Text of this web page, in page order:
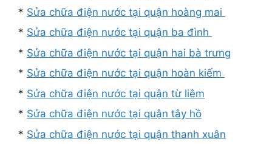
* Sửa chữa điện nước tại quận hoàng mai
* Sửa chữa điện nước tại quận ba đình
* Sửa chữa điện nước tại quận hai bà trưng
* Sửa chữa điện nước tại quận hoàn kiếm
* Sửa chữa điện nước tại quận từ liêm
* Sửa chữa điện nước tại quận tây hồ
* Sửa chữa điện nước tại quận thanh xuân